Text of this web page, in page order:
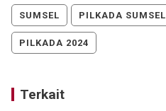
SUMSEL PILKADA SUMSEL
PILKADA 2024
Terkait